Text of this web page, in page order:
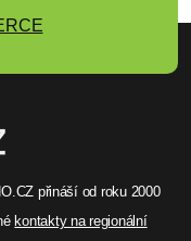
přináší od roku 2000
kontakty na regionální